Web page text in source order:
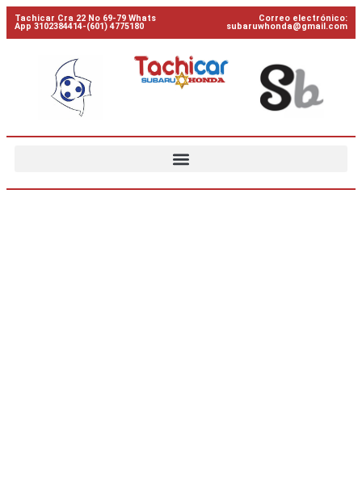
Tachicar Cra 22 No 69-79 Whats
App 3102384414-(601) 4775180
Correo electrónico:
subaruwhonda@gmail.com